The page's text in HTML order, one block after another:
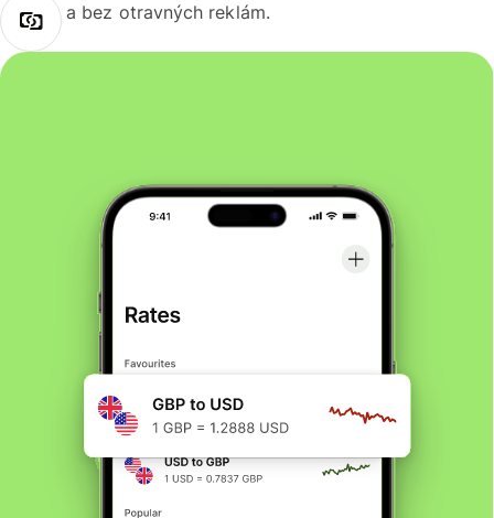
a bez otravných reklám.